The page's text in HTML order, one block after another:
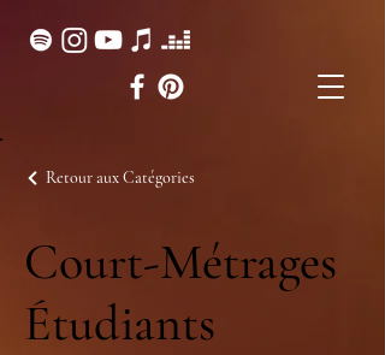
Retour aux Catégories
Court-Métrages
Étudiants